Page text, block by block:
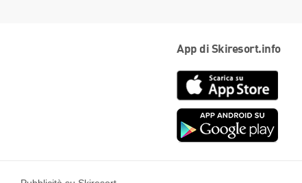
App di Skiresort.info
App